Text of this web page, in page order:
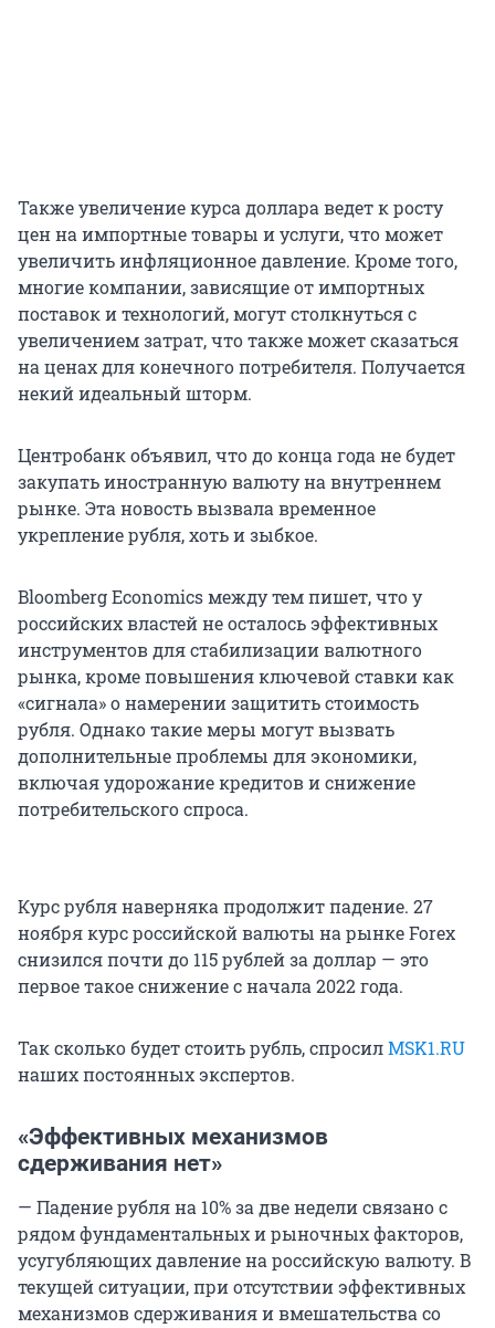
Также увеличение курса доллара ведет к росту
цен на импортные товары и услуги, что может
увеличить инфляционное давление. Кроме того,
многие компании, зависящие от импортных
поставок и технологий, могут столкнуться с
увеличением затрат, что также может сказаться
на ценах для конечного потребителя. Получается
некий идеальный шторм.
Центробанк объявил, что до конца года не будет
закупать иностранную валюту на внутреннем
рынке. Эта новость вызвала временное
укрепление рубля, хоть и зыбкое.
Bloomberg Economics между тем пишет, что у
российских властей не осталось эффективных
инструментов для стабилизации валютного
рынка, кроме повышения ключевой ставки как
«сигнала» о намерении защитить стоимость
рубля. Однако такие меры могут вызвать
дополнительные проблемы для экономики,
включая удорожание кредитов и снижение
потребительского спроса.
Курс рубля наверняка продолжит падение. 27
ноября курс российской валюты на рынке Forex
снизился почти до 115 рублей за доллар — это
первое такое снижение с начала 2022 года.
Так сколько будет стоить рубль, спросилMSK1.RU
наших постоянных экспертов.
«Эффективных механизмов
сдерживания нет»
— Падение рубля на 10% за две недели связано с
рядом фундаментальных и рыночных факторов,
усугубляющих давление на российскую валюту. В
текущей ситуации, при отсутствии эффективных
механизмов сдерживания и вмешательства со